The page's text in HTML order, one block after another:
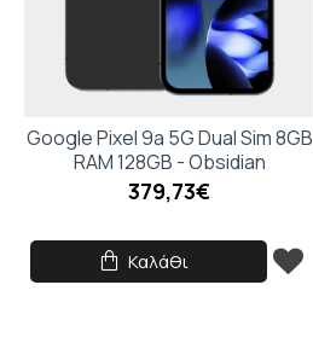
Google Pixel 9a 5G Dual Sim 8GB
RAM 128GB - Obsidian
379,73€
Καλάθι